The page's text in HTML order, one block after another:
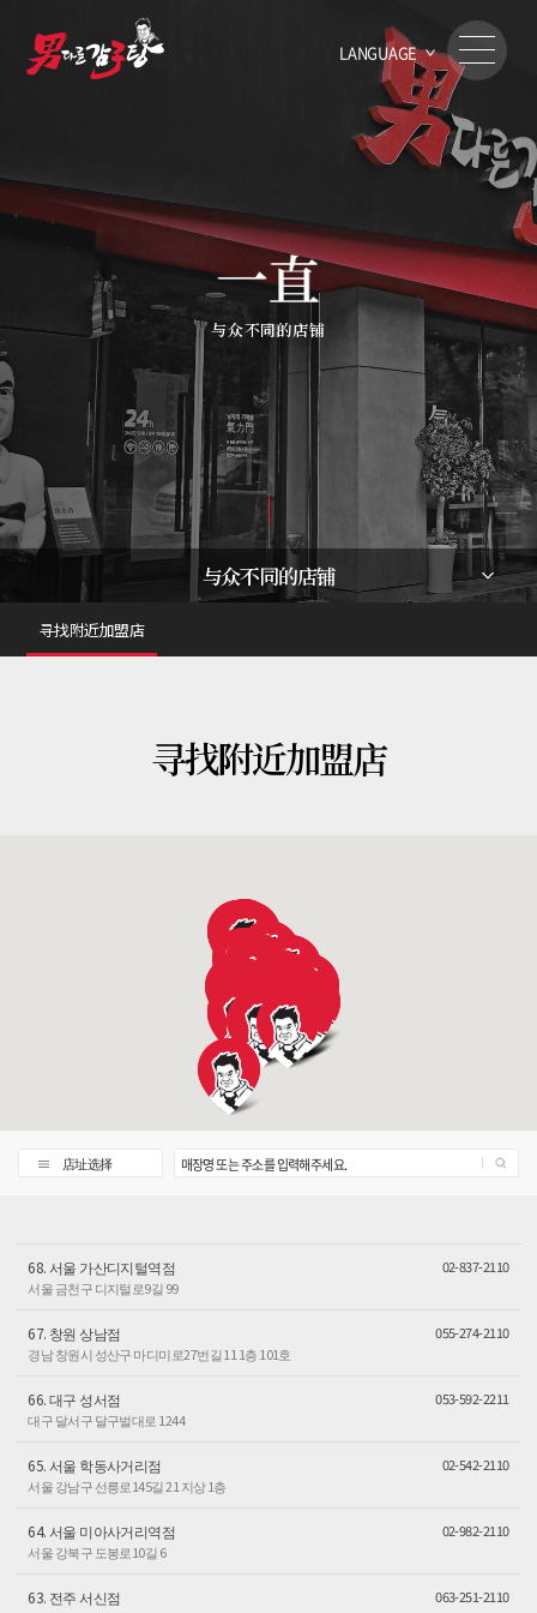
LANGUAGE
与众不同的店铺
与众不同的店铺
寻找附近加盟店
寻找附近加盟店
店址选择 매장명 또는 주소를 입력해주세요.
02-837-2110
68. 서울 가산디지털역점
서울 금천구 디지털로9길 99
055-274-2110
67. 창원 상남점
경남 창원시 성산구 마디미로27번길 11 1층 101호
053-592-2211
66. 대구 성서점
대구 달서구 달구벌대로 1244
02-542-2110
65. 서울 학동사거리점
서울 강남구 선릉로145길 21 지상 1층
02-982-2110
64. 서울 미아사거리역점
서울 강북구 도봉로10길 6
063-251-2110
63. 전주 서신점